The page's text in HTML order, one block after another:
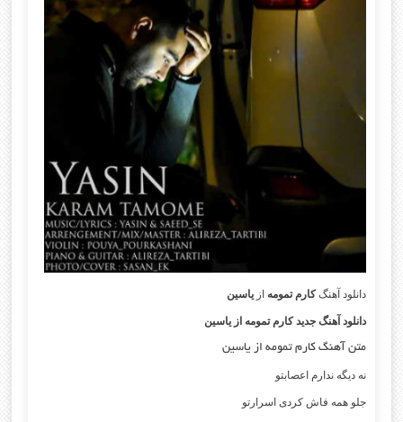
دانلود آهنگکارم تمومه ازیاسین
دانلود آهنگ جدید کارم تمومه از یاسین
متن آهنگ کارم تمومه از یاسین
نه دیگه ندارم اعصابتو
جلو همه فاش کردی اسرارتو